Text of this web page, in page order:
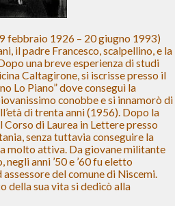
febbraio 1926 – 20 giugno 1993)
il padre Francesco, scalpellino, e la
una breve esperienza di studi
Caltagirone, si iscrisse presso il
Lo Piano” dove conseguì la
conobbe e si innamorò di
di trenta anni (1956). Dopo la
Corso di Laurea in Lettere presso
senza tuttavia conseguire la
molto attiva. Da giovane militante
anni ’50 e ’60 fu eletto
del comune di Niscemi.
della sua vita si dedicò alla